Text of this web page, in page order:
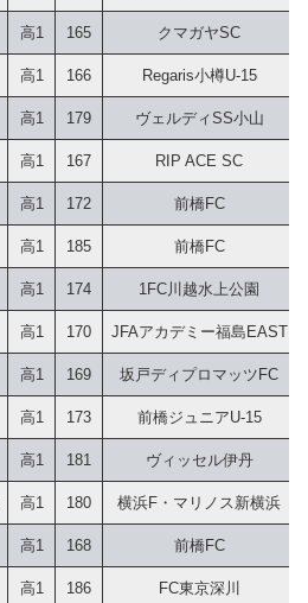
高1 165 クマガヤSC
高1 166 Regaris小樽U-15
高1 179 ヴェルディSS小山
高1 167 RIP ACE SC
高1 172 前橋FC
高1 185 前橋FC
高1 174 1FC川越水上公園
高1 170 JFAアカデミー福島EAST
高1 169 坂戸ディプロマッツFC
高1 173 前橋ジュニアU-15
高1 181 ヴィッセル伊丹
高1 180 横浜F・マリノス新横浜
高1 168 前橋FC
高1 186 FC東京深川